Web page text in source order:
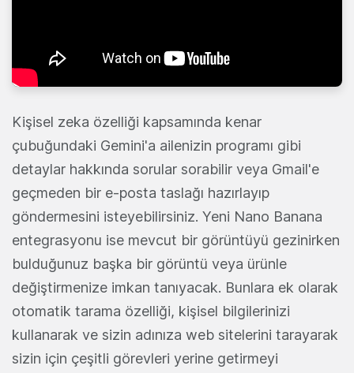
Kişisel zeka özelliği kapsamında kenar
çubuğundaki Gemini'a ailenizin programı gibi
detaylar hakkında sorular sorabilir veya Gmail'e
geçmeden bir e-posta taslağı hazırlayıp
göndermesini isteyebilirsiniz. Yeni Nano Banana
entegrasyonu ise mevcut bir görüntüyü gezinirken
bulduğunuz başka bir görüntü veya ürünle
değiştirmenize imkan tanıyacak. Bunlara ek olarak
otomatik tarama özelliği, kişisel bilgilerinizi
kullanarak ve sizin adınıza web sitelerini tarayarak
sizin için çeşitli görevleri yerine getirmeyi